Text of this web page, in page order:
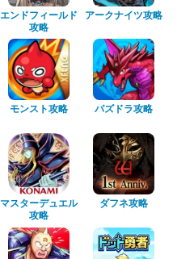
エンドフィールド
攻略
アークナイツ攻略
モンスト攻略 パズドラ攻略
マスターデュエル
攻略
ダフネ攻略